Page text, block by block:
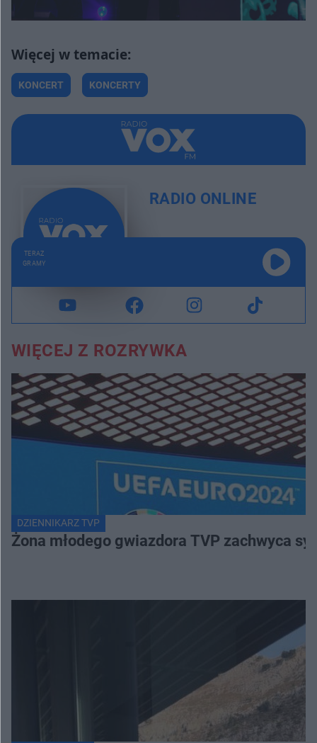
KONCERT KONCERTY
RADIO ONLINE
TERAZ
GRAMY
WIĘCEJ Z ROZRYWKA
DZIENNIKARZ TVP
Żona młodego gwiazdora TVP zachwyca